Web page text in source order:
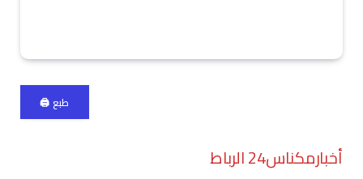
طبع 🖨
أخبارمكناس24 الرباط